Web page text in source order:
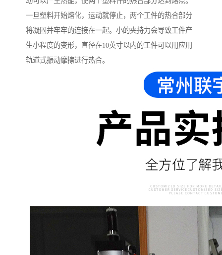
一旦塑料开始熔化，运动就停止，两个工件的热合部分
将凝固并牢牢的连接在一起。小的夹持力会导致工件产
生小程度的变形，直径在10英寸以内的工件可以用应用
轨道式振动摩擦进行热合。